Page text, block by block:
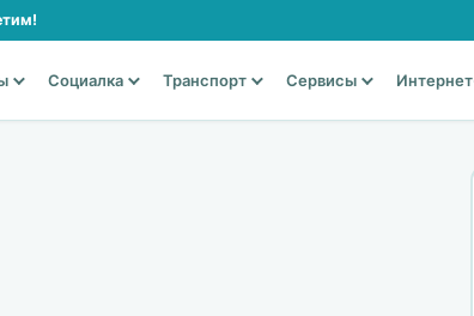
Социалка Транспорт Сервисы